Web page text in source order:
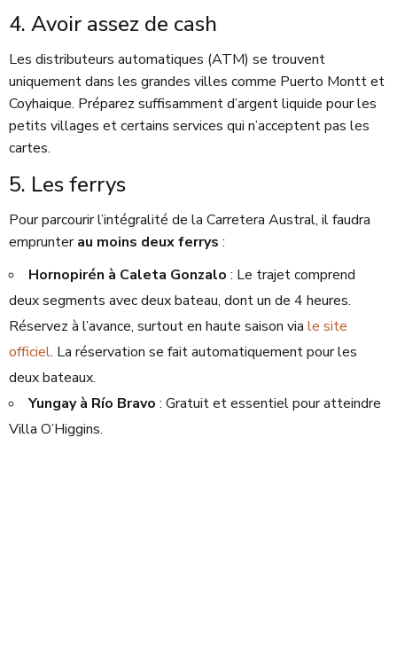
4. Avoir assez de cash
Les distributeurs automatiques (ATM) se trouvent
uniquement dans les grandes villes comme Puerto Montt et
Coyhaique. Préparez suffisamment d’argent liquide pour les
petits villages et certains services qui n’acceptent pas les
cartes.
5. Les ferrys
Pour parcourir l’intégralité de la Carretera Austral, il faudra
emprunterau moins deux ferrys :
Hornopirén à Caleta Gonzalo : Le trajet comprend
deux segments avec deux bateau, dont un de 4 heures.
Réservez à l’avance, surtout en haute saison via le site
officiel. La réservation se fait automatiquement pour les
deux bateaux.
Yungay à Río Bravo : Gratuit et essentiel pour atteindre
Villa O’Higgins.